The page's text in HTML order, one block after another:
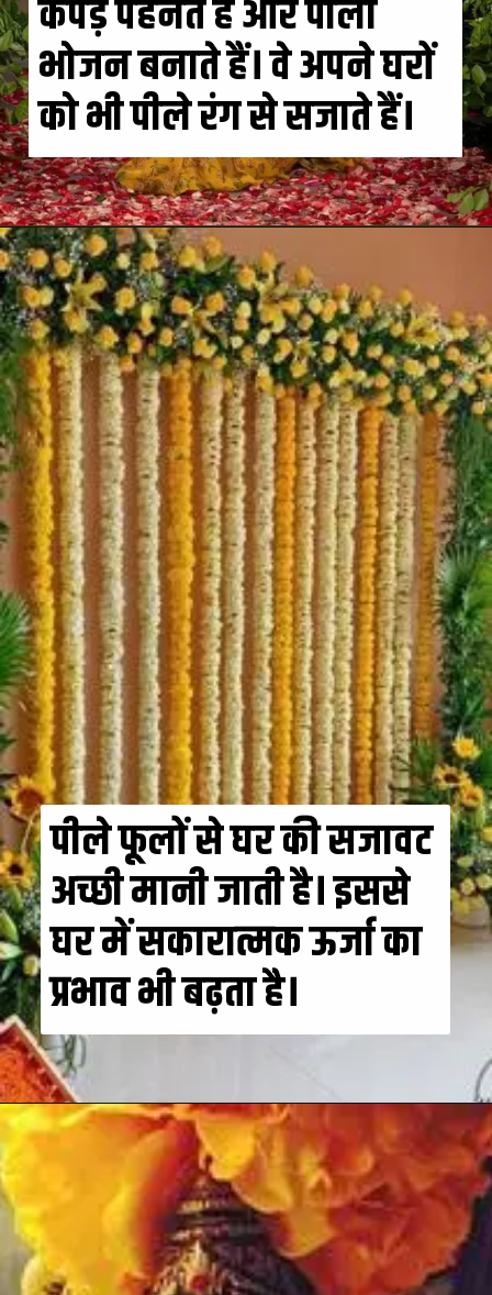
कपड़े पहनते हैं और पीला
भोजन बनाते हैं। वे अपने घरों
को भी पीले रंग से सजाते हैं।
पीले फूलों से घर की सजावट
अच्छी मानी जाती है। इससे
घर में सकारात्मक ऊर्जा का
प्रभाव भी बढ़ता है।